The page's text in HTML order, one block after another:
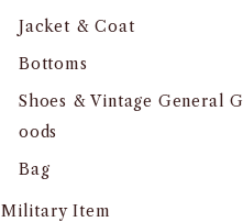
Jacket & Coat
Bottoms
Shoes & Vintage General G
oods
Bag
Military Item